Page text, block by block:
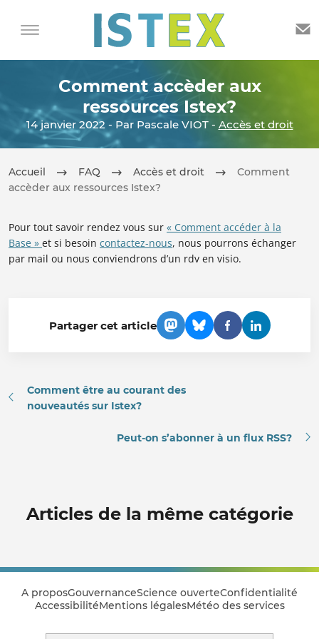
Comment accèder aux
ressources Istex?
14 janvier 2022 - Par Pascale VIOT - Accès et droit
Accueil FAQ Accès et droit
Comment
accèder aux ressources Istex?
Pour tout savoir rendez vous sur « Comment accéder à la
Base » et si besoin contactez-nous, nous pourrons échanger
par mail ou nous conviendrons d’un rdv en visio.
Partager cet article
Comment être au courant des
nouveautés sur Istex?
Peut-on s’abonner à un flux RSS?
Articles de la même catégorie
A proposGouvernanceScience ouverteConfidentialité
AccessibilitéMentions légalesMétéo des services